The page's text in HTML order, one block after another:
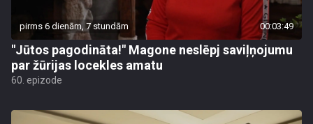
pirms 6 dienām, 7 stundām 00:03:49
"Jūtos pagodināta!" Magone neslēpj saviļņojumu
par žūrijas locekles amatu
60. epizode